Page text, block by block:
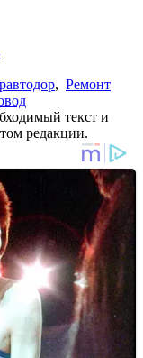
, Ремонт
текст и
редакции.